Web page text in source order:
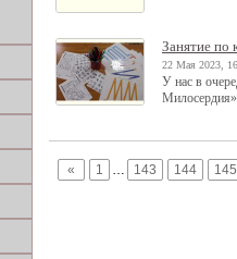
Занятие по
22 Мая 2023,
У нас в
Милосердия»
« 1 … 143 144 145